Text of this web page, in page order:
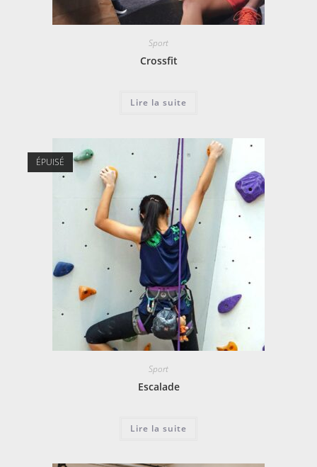
Sport
Crossfit
Lire la suite
ÉPUISÉ
Sport
Escalade
Lire la suite